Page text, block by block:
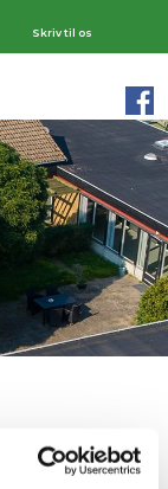
Skriv til os
lidelser. I